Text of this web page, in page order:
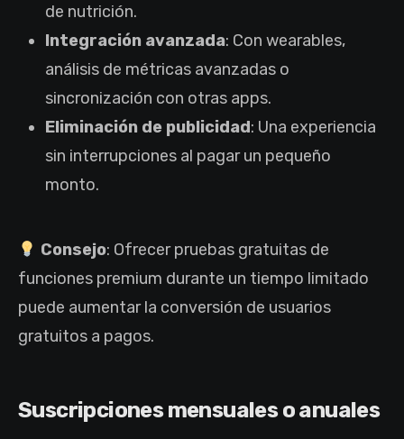
de nutrición.
Integración avanzada: Con wearables,
análisis de métricas avanzadas o
sincronización con otras apps.
Eliminación de publicidad: Una experiencia
sin interrupciones al pagar un pequeño
monto.
Consejo: Ofrecer pruebas gratuitas de
funciones premium durante un tiempo limitado
puede aumentar la conversión de usuarios
gratuitos a pagos.
Suscripciones mensuales o anuales